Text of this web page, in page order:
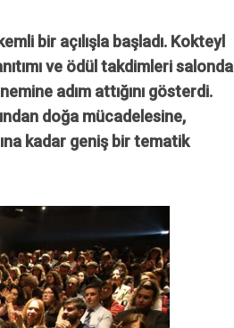
bir açılışla başladı. Kokteyl
ve ödül takdimleri salonda
adım attığını gösterdi.
doğa mücadelesine,
kadar geniş bir tematik